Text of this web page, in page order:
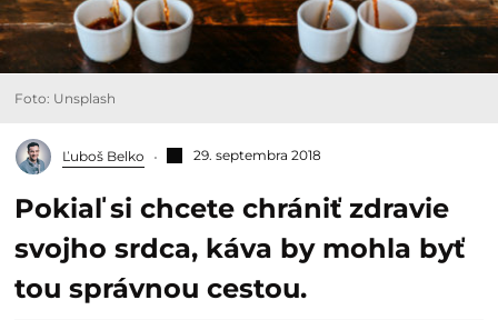
Foto: Unsplash
Ľuboš Belko 29. septembra 2018
Pokiaľ si chcete chrániť zdravie
svojho srdca, káva by mohla byť
tou správnou cestou.